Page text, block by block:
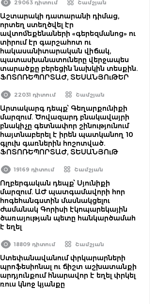
29063 դիտում Շամշյան
Աշտարակի դատարանի դիմաց,
որտեղ ստեղծվել էր
ավտոմեքենաների «գերեզմանոց» ու
տիրում էր գարշահոտ ու
հակասանիտարական վիճակ,
պատասխանատուները վերջապես
տարածքը բերեցին նախկին տեսքին.
ՖՈՏՈՌԵՊՈՐՏԱԺ, ՏԵՍԱՆՅՈւԹԵՐ
22031 դիտում Շամշյան
Արտակարգ դեպք՝ Գեղարքունիքի
մարզում. Ծովազարդ բնակավայրի
բնակիչը գետնափոր շինությունում
հայտնաբերել է իրեն պատկանող 10
գլուխ գառներին հոշոտված.
ՖՈՏՈՌԵՊՈՐՏԱԺ, ՏԵՍԱՆՅՈւԹ
19169 դիտում Շամշյան
Ողբերգական դեպք՝ Սյունիքի
մարզում. ԱԺ պատգամավորի հոր
հոգեհանգստին մասնակցելու
ժամանակ Գորիսի էկոպարեկային
ծառայության պետը հանկարծամահ
է եղել
18809 դիտում Շամշյան
Ստեփանավանում փրկարարների
պրոֆեսիոնալ ու ճիշտ աշխատանքի
արդյունքում հնարավոր է եղել փրկել
ռուս կնոջ կյանքը